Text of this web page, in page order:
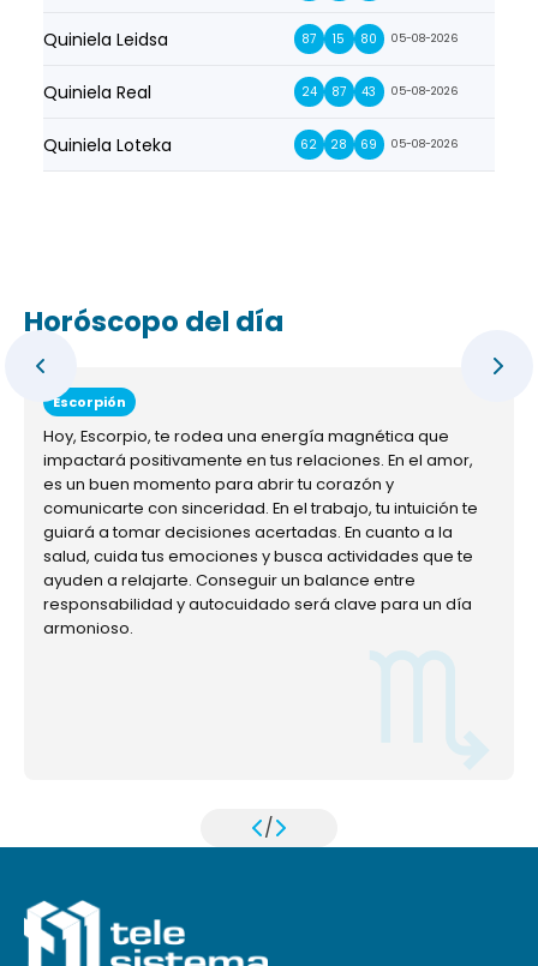
Quiniela Leidsa 87 15 80 05-08-2026
Quiniela Real 24 87 43 05-08-2026
Quiniela Loteka 62 28 69 05-08-2026
Horóscopo del día
Escorpión
Hoy, Escorpio, te rodea una energía magnética que
impactará positivamente en tus relaciones. En el amor,
es un buen momento para abrir tu corazón y
comunicarte con sinceridad. En el trabajo, tu intuición te
guiará a tomar decisiones acertadas. En cuanto a la
salud, cuida tus emociones y busca actividades que te
ayuden a relajarte. Conseguir un balance entre
responsabilidad y autocuidado será clave para un día
armonioso.
/